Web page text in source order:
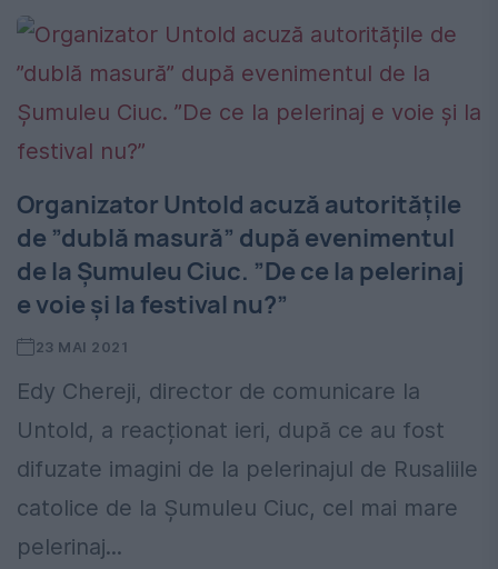
Organizator Untold acuză autoritățile
de ”dublă masură” după evenimentul
de la Şumuleu Ciuc. ”De ce la pelerinaj
e voie și la festival nu?”
23 MAI 2021
Edy Chereji, director de comunicare la
Untold, a reacționat ieri, după ce au fost
difuzate imagini de la pelerinajul de Rusaliile
catolice de la Şumuleu Ciuc, cel mai mare
pelerinaj...